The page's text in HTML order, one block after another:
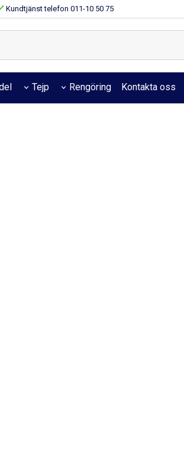
Kundtjänst telefon 011-10 50 75
Tejp Rengöring Kontakta oss